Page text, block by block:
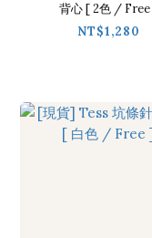
背心 [ 2色 / Free
NT$1,280